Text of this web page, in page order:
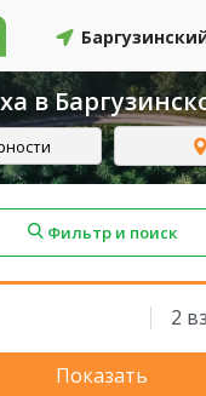
в
Фильтр и поиск
Показать
район